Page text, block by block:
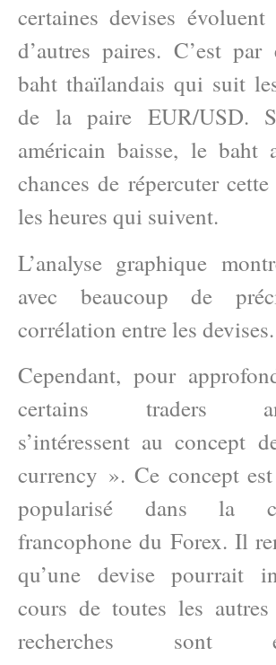
certaines devises
d’autres paires. C’est par
baht thaïlandais qui suit
de la paire EUR/USD.
américain baisse, le baht
chances de répercuter
les heures qui suivent.
L’analyse graphique
avec beaucoup de
corrélation entre les devises.
Cependant, pour
certains traders
s’intéressent au concept
currency ». Ce concept
popularisé dans la
francophone du Forex. Il
qu’une devise pourrait
cours de toutes les
recherches sont